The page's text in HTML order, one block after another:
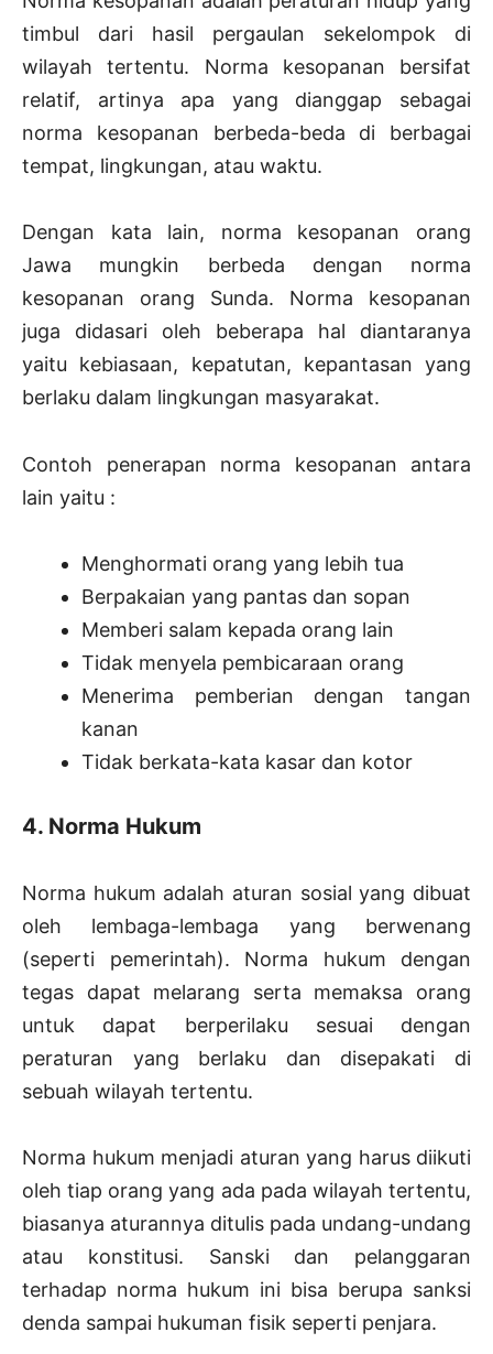
timbul dari hasil pergaulan sekelompok di
wilayah tertentu. Norma kesopanan bersifat
relatif, artinya apa yang dianggap sebagai
norma kesopanan berbeda-beda di berbagai
tempat, lingkungan, atau waktu.
Dengan kata lain, norma kesopanan orang
Jawa mungkin berbeda dengan norma
kesopanan orang Sunda. Norma kesopanan
juga didasari oleh beberapa hal diantaranya
yaitu kebiasaan, kepatutan, kepantasan yang
berlaku dalam lingkungan masyarakat.
Contoh penerapan norma kesopanan antara
lain yaitu :
Menghormati orang yang lebih tua
Berpakaian yang pantas dan sopan
Memberi salam kepada orang lain
Tidak menyela pembicaraan orang
Menerima pemberian dengan tangan
kanan
Tidak berkata-kata kasar dan kotor
4. Norma Hukum
Norma hukum adalah aturan sosial yang dibuat
oleh lembaga-lembaga yang berwenang
(seperti pemerintah). Norma hukum dengan
tegas dapat melarang serta memaksa orang
untuk dapat berperilaku sesuai dengan
peraturan yang berlaku dan disepakati di
sebuah wilayah tertentu.
Norma hukum menjadi aturan yang harus diikuti
oleh tiap orang yang ada pada wilayah tertentu,
biasanya aturannya ditulis pada undang-undang
atau konstitusi. Sanski dan pelanggaran
terhadap norma hukum ini bisa berupa sanksi
denda sampai hukuman fisik seperti penjara.